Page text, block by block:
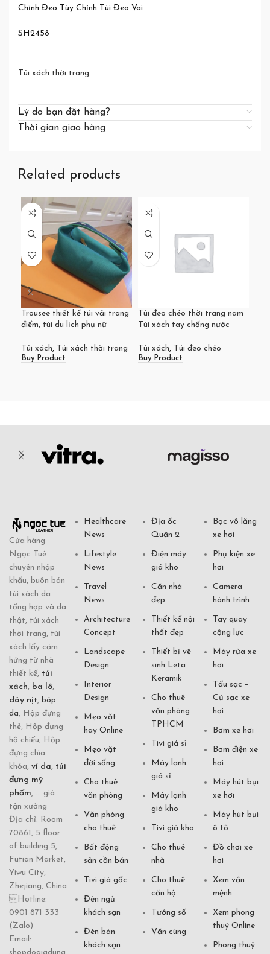
Chỉnh Đeo Tùy Chỉnh Túi Đeo Vai
SH2458
Túi xách thời trang
Lý do bạn đặt hàng?
Thời gian giao hàng
Related products
Trousee thiết kế túi vải trang
điểm, túi du lịch phụ nữ
Túi xách, Túi xách thời trang
Buy Product
Túi đeo chéo thời trang nam
Túi xách tay chống nước
Túi xách, Túi đeo chéo
Buy Product
Cửa hàng
Ngọc Tuê
chuyên nhập
khẩu, buôn bán
túi xách da
tổng hợp và da
thật, túi xách
thời trang, túi
xách lấy cảm
hứng từ nhà
thiết kế, túi
xách, ba lô,
dây nịt, bóp
da, Hộp đựng
thẻ, Hộp đựng
hộ chiếu, Hộp
đựng chìa
khóa, ví da, túi
đựng mỹ
phẩm, ... giá
tận xưởng
Địa chỉ: Room
70861, 5 floor
of building 5,
Futian Market,
Yiwu City,
Zhejiang, China
Hotline:
0901 871 333
(Zalo)
Email:
Healthcare
News
Lifestyle
News
Travel
News
Architecture
Concept
Landscape
Design
Interior
Design
Mẹo vặt
hay Online
Mẹo vặt
đời sống
Cho thuê
văn phòng
Văn phòng
cho thuê
Bất động
sản cần bán
Tivi giá gốc
Đèn ngủ
khách sạn
Đèn bàn
khách sạn
Địa ốc
Quận 2
Điện máy
giá kho
Căn nhà
đẹp
Thiết kế nội
thất đẹp
Thiết bị vệ
sinh Leta
Keramik
Cho thuê
văn phòng
TPHCM
Tivi giá sỉ
Máy lạnh
giá sỉ
Máy lạnh
giá kho
Tivi giá kho
Cho thuê
nhà
Cho thuê
căn hộ
Tướng số
Văn cúng
Bọc vô lăng
xe hơi
Phụ kiện xe
hơi
Camera
hành trình
Tay quay
cộng lực
Máy rửa xe
hơi
Tẩu sạc –
Củ sạc xe
hơi
Bơm xe hơi
Bơm điện xe
hơi
Máy hút bụi
xe hơi
Máy hút bụi
ô tô
Đồ chơi xe
hơi
Xem vận
mệnh
Xem phong
thuỷ Online
Phong thuỷ